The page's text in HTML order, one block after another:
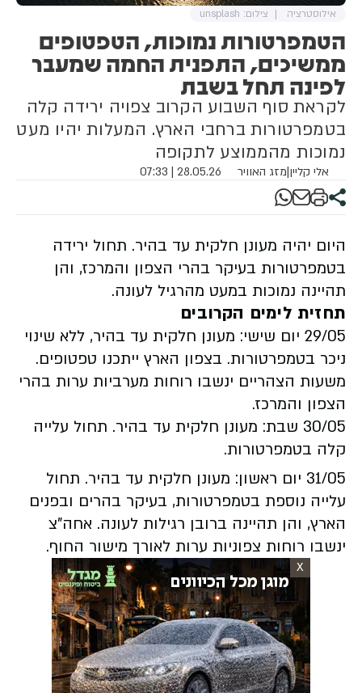
הטמפרטורות נמוכות, הטפטופים
ממשיכים, התפנית החמה שמעבר
לפינה תחל בשבת
לקראת סוף השבוע הקרוב צפויה ירידה קלה
בטמפרטורות ברחבי הארץ. המעלות יהיו מעט
נמוכות מהממוצע לתקופה
אלי קליין|מזג האוויר 28.05.26 | 07:33
אילוסטרציה צילום: unsplash
היום יהיה מעונן חלקית עד בהיר. תחול ירידה
בטמפרטורות בעיקר בהרי הצפון והמרכז, והן
תהיינה נמוכות במעט מהרגיל לעונה.
תחזית לימים הקרובים
29/05 יום שישי:
מעונן חלקית עד בהיר, ללא שינוי
ניכר בטמפרטורות. בצפון הארץ ייתכנו טפטופים.
משעות הצהריים ינשבו רוחות מערביות ערות בהרי
הצפון והמרכז.
30/05 שבת:
מעונן חלקית עד בהיר. תחול עלייה
קלה בטמפרטורות.
31/05 יום ראשון:
מעונן חלקית עד בהיר. תחול
עלייה נוספת בטמפרטורות, בעיקר בהרים ובפנים
הארץ, והן תהיינה ברובן רגילות לעונה. אחה"צ
ינשבו רוחות צפוניות ערות לאורך מישור החוף.
X